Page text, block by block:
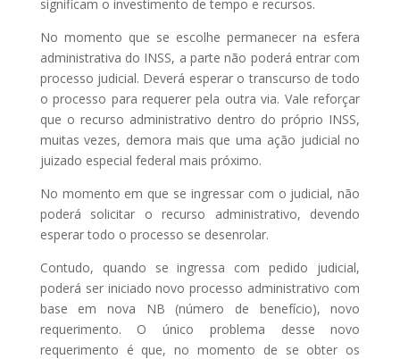
significam o investimento de tempo e recursos.
No momento que se escolhe permanecer na esfera
administrativa do INSS, a parte não poderá entrar com
processo judicial. Deverá esperar o transcurso de todo
o processo para requerer pela outra via. Vale reforçar
que o recurso administrativo dentro do próprio INSS,
muitas vezes, demora mais que uma ação judicial no
juizado especial federal mais próximo.
No momento em que se ingressar com o judicial, não
poderá solicitar o recurso administrativo, devendo
esperar todo o processo se desenrolar.
Contudo, quando se ingressa com pedido judicial,
poderá ser iniciado novo processo administrativo com
base em nova NB (número de benefício), novo
requerimento. O único problema desse novo
requerimento é que, no momento de se obter os